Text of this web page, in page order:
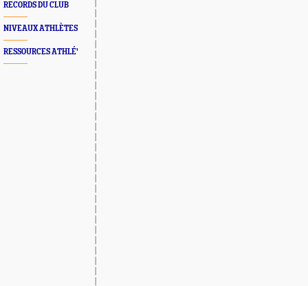
RECORDS DU CLUB
NIVEAUX ATHLÈTES
RESSOURCES ATHLÉ'